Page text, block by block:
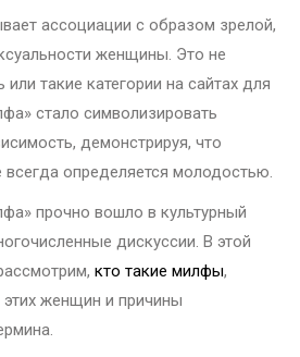
ассоциации с образом зрелой,
женщины. Это не
такие категории на сайтах для
стало символизировать
демонстрируя, что
всегда определяется молодостью.
прочно вошло в культурный
дискуссии. В этой
кто такие милфы,
женщин и причины